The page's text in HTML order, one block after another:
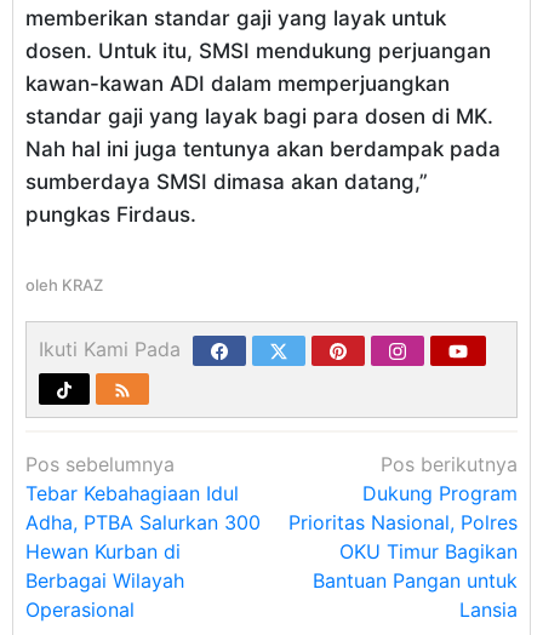
memberikan standar gaji yang layak untuk
dosen. Untuk itu, SMSI mendukung perjuangan
kawan-kawan ADI dalam memperjuangkan
standar gaji yang layak bagi para dosen di MK.
Nah hal ini juga tentunya akan berdampak pada
sumberdaya SMSI dimasa akan datang,”
pungkas Firdaus.
oleh KRAZ
Ikuti Kami Pada
Navigasi
pos
Pos sebelumnya
Tebar Kebahagiaan Idul
Adha, PTBA Salurkan 300
Hewan Kurban di
Berbagai Wilayah
Operasional
Pos berikutnya
Dukung Program
Prioritas Nasional, Polres
OKU Timur Bagikan
Bantuan Pangan untuk
Lansia